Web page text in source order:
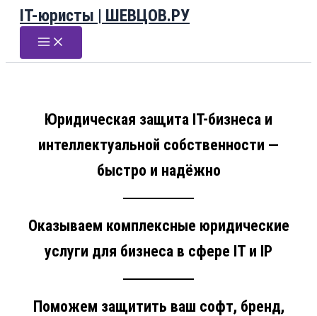
Перейти
содержимому
IT-юристы | ШЕВЦОВ.РУ
Юридическая защита IT-бизнеса и
интеллектуальной собственности —
быстро и надёжно
Оказываем комплексные юридические
услуги для бизнеса в сфере IT и IP
Поможем защитить ваш софт, бренд,